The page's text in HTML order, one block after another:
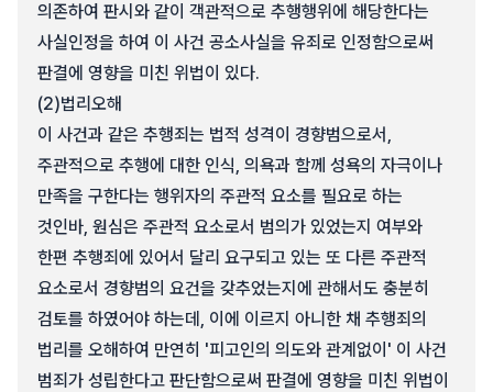
의존하여 판시와 같이 객관적으로 추행행위에 해당한다는
사실인정을 하여 이 사건 공소사실을 유죄로 인정함으로써
판결에 영향을 미친 위법이 있다.
(2)법리오해
이 사건과 같은 추행죄는 법적 성격이 경향범으로서,
주관적으로 추행에 대한 인식, 의욕과 함께 성욕의 자극이나
만족을 구한다는 행위자의 주관적 요소를 필요로 하는
것인바, 원심은 주관적 요소로서 범의가 있었는지 여부와
한편 추행죄에 있어서 달리 요구되고 있는 또 다른 주관적
요소로서 경향범의 요건을 갖추었는지에 관해서도 충분히
검토를 하였어야 하는데, 이에 이르지 아니한 채 추행죄의
법리를 오해하여 만연히 '피고인의 의도와 관계없이' 이 사건
범죄가 성립한다고 판단함으로써 판결에 영향을 미친 위법이